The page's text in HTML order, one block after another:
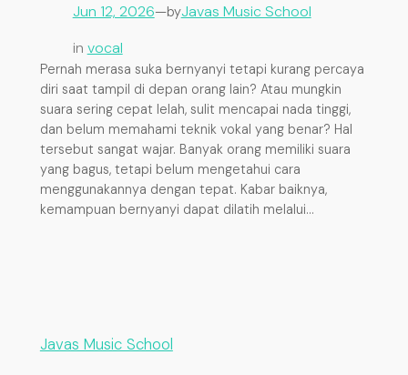
Jun 12, 2026—byJavas Music School
in vocal
Pernah merasa suka bernyanyi tetapi kurang percaya
diri saat tampil di depan orang lain? Atau mungkin
suara sering cepat lelah, sulit mencapai nada tinggi,
dan belum memahami teknik vokal yang benar? Hal
tersebut sangat wajar. Banyak orang memiliki suara
yang bagus, tetapi belum mengetahui cara
menggunakannya dengan tepat. Kabar baiknya,
kemampuan bernyanyi dapat dilatih melalui…
Javas Music School